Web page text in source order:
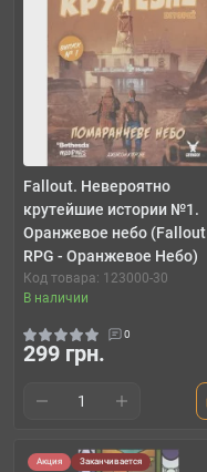
Fallout. Невероятно
крутейшие истории №1.
Оранжевое небо (Fallout
RPG - Оранжевое Небо)
Код товара: 123000-30
В наличии
0
299 грн.
Акция Заканчивается